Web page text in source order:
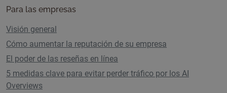
Para las empresas
Visión general
Cómo aumentar la reputación de su empresa
El poder de las reseñas en línea
5 medidas clave para evitar perder tráfico por los AI
Overviews